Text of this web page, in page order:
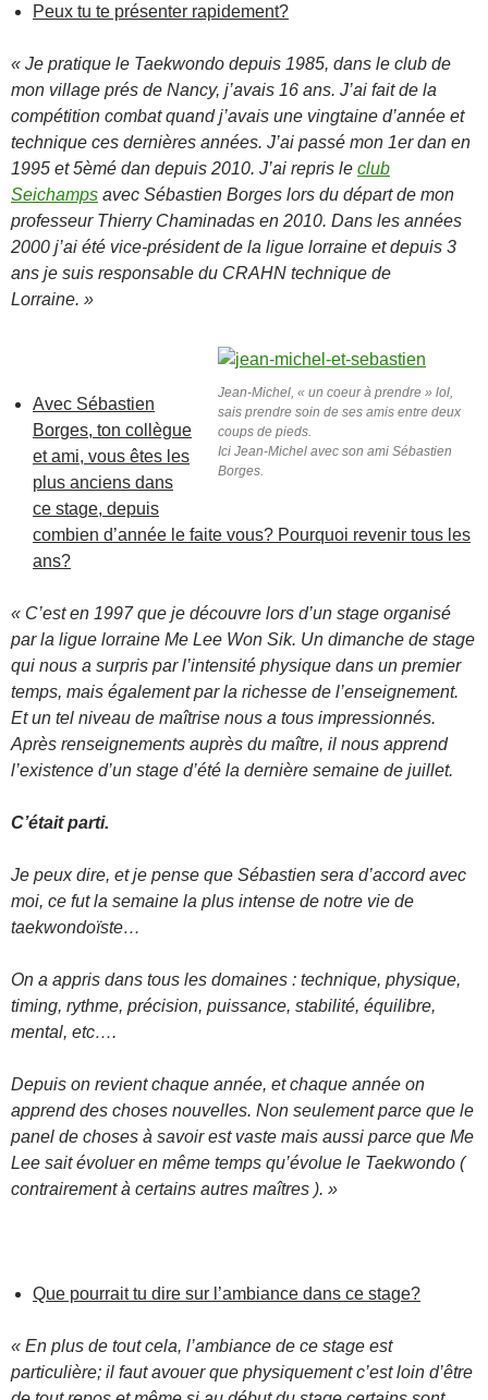
Peux tu te présenter rapidement?
« Je pratique le Taekwondo depuis 1985, dans le club de
mon village prés de Nancy, j’avais 16 ans. J’ai fait de la
compétition combat quand j’avais une vingtaine d’année et
technique ces dernières années. J’ai passé mon 1er dan en
1995 et 5èmé dan depuis 2010. J’ai repris le club
Seichamps avec Sébastien Borges lors du départ de mon
professeur Thierry Chaminadas en 2010. Dans les années
2000 j’ai été vice-président de la ligue lorraine et depuis 3
ans je suis responsable du CRAHN technique de
Lorraine. »
Jean-Michel, « un coeur à prendre » lol,
sais prendre soin de ses amis entre deux
coups de pieds.
Ici Jean-Michel avec son ami Sébastien
Borges.
Avec Sébastien
Borges, ton collègue
et ami, vous êtes les
plus anciens dans
ce stage, depuis
combien d’année le faite vous? Pourquoi revenir tous les
ans?
« C’est en 1997 que je découvre lors d’un stage organisé
par la ligue lorraine Me Lee Won Sik. Un dimanche de stage
qui nous a surpris par l’intensité physique dans un premier
temps, mais également par la richesse de l’enseignement.
Et un tel niveau de maîtrise nous a tous impressionnés.
Après renseignements auprès du maître, il nous apprend
l’existence d’un stage d’été la dernière semaine de juillet.
C’était parti.
Je peux dire, et je pense que Sébastien sera d’accord avec
moi, ce fut la semaine la plus intense de notre vie de
taekwondoïste…
On a appris dans tous les domaines : technique, physique,
timing, rythme, précision, puissance, stabilité, équilibre,
mental, etc….
Depuis on revient chaque année, et chaque année on
apprend des choses nouvelles. Non seulement parce que le
panel de choses à savoir est vaste mais aussi parce que Me
Lee sait évoluer en même temps qu’évolue le Taekwondo (
contrairement à certains autres maîtres ). »
Que pourrait tu dire sur l’ambiance dans ce stage?
« En plus de tout cela, l’ambiance de ce stage est
particulière; il faut avouer que physiquement c’est loin d’être